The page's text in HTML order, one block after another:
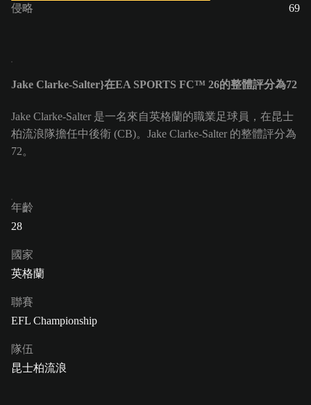
侵略
69
Jake Clarke-Salter}在EA SPORTS FC™ 26的整體評分為72
Jake Clarke-Salter 是一名來自英格蘭的職業足球員，在昆士
柏流浪隊擔任中後衛 (CB)。Jake Clarke-Salter 的整體評分為
72。
年齡
28
國家
英格蘭
聯賽
EFL Championship
隊伍
昆士柏流浪